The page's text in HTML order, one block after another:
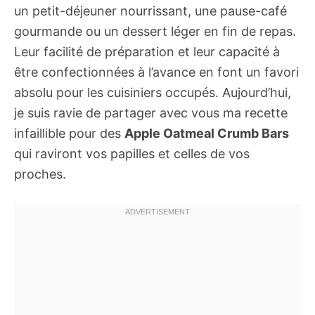
un petit-déjeuner nourrissant, une pause-café
gourmande ou un dessert léger en fin de repas.
Leur facilité de préparation et leur capacité à
être confectionnées à l’avance en font un favori
absolu pour les cuisiniers occupés. Aujourd’hui,
je suis ravie de partager avec vous ma recette
infaillible pour des Apple Oatmeal Crumb Bars
qui raviront vos papilles et celles de vos
proches.